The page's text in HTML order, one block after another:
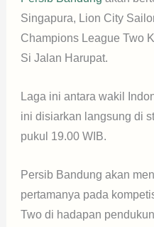
Singapura, Lion City
Champions League Two
Si Jalan Harupat.
Laga ini antara wakil
ini disiarkan langsung di
pukul 19.00 WIB.
Persib Bandung akan
pertamanya pada
Two di hadapan